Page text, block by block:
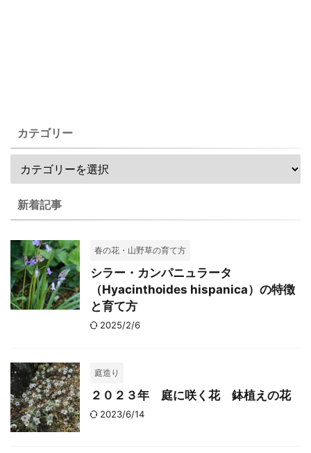
カテゴリー
新着記事
春の花・山野草の育て方
シラー・カンパニュラータ
（Hyacinthoides hispanica）の特徴
と育て方
2025/2/6
庭造り
２０２３年 庭に咲く花 鉢植えの花
2023/6/14